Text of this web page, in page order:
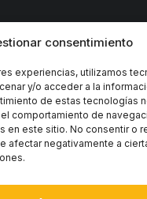
consentimiento
experiencias, utilizamos
y/o acceder a la
de estas tecnologías
comportamiento de
en este sitio. No consentir o
afectar negativamente a
Faqs
Shipping
Returns
Terms
Privacy